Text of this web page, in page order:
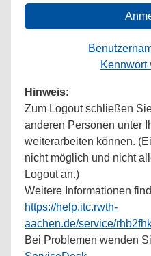
Kennwort
Hinweis:
Zum Logout schließen
anderen Personen unter
weiterarbeiten können.
nicht möglich und nicht
Logout an.)
Weitere Informationen
https://help.itc.rwth-
aachen.de/service/
Bei Problemen wenden